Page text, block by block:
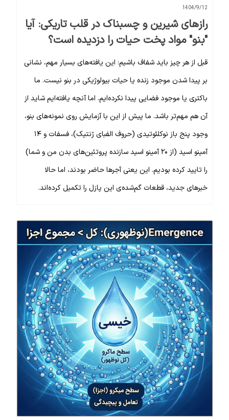
1404/9/12
رازهای شیرین و چسبناک در قلب تاریکی: آیا
"بنو" مواد پخت حیات را دزدیده است؟
قبل از هر چیز باید شفاف باشیم: این یافته‌های بسیار مهم، نشانی
بر پیدا شدن موجود زنده یا حیات بیولوژیکی در بنو نیست. ما
باکتری یا موجود فضایی پیدا نکرده‌ایم. اما آنچه یافته‌ایم شاید از
آن هم مهم‌تر باشد. ما پیش از این با آزمایش روی نمونه‌های بنو،
وجود پنج باز نوکلئوتیدی (حروف الفبای ژنتیک)، فسفات و ۱۴
آمینو اسید (از ۲۰ آمینو اسید سازنده پروتئین‌های بدن من و شما)
را تایید کرده بودیم. این یعنی آجرها حاضر بودند، اما حالا
خبرهای جدید، قطعات گم‌شده‌ی این پازل را تکمیل کرده‌اند.